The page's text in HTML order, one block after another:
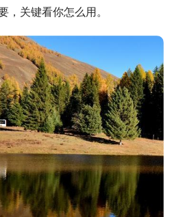
，关键看你怎么用。